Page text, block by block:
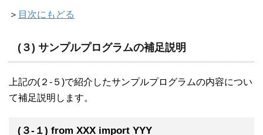
＞ 目次にもどる
(３) サンプルプログラムの補足説明
上記の(２-５)で紹介したサンプルプログラムの内容につい
て補足説明します。
(３-１) from XXX import YYY